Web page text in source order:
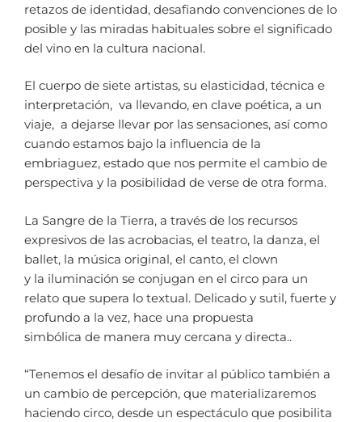
retazos de identidad, desafiando convenciones de lo
posible y las miradas habituales sobre el significado
del vino en la cultura nacional.
El cuerpo de siete artistas, su elasticidad, técnica e
interpretación, va llevando, en clave poética, a un
viaje, a dejarse llevar por las sensaciones, así como
cuando estamos bajo la influencia de la
embriaguez, estado que nos permite el cambio de
perspectiva y la posibilidad de verse de otra forma.
La Sangre de la Tierra, a través de los recursos
expresivos de las acrobacias, el teatro, la danza, el
ballet, la música original, el canto, el clown
y la iluminación se conjugan en el circo para un
relato que supera lo textual. Delicado y sutil, fuerte y
profundo a la vez, hace una propuesta
simbólica de manera muy cercana y directa..
“Tenemos el desafío de invitar al público también a
un cambio de percepción, que materializaremos
haciendo circo, desde un espectáculo que posibilita